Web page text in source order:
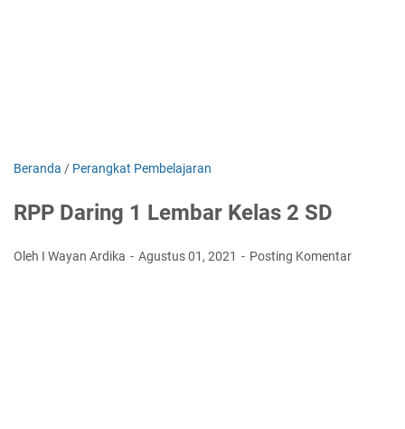
Beranda / Perangkat Pembelajaran
RPP Daring 1 Lembar Kelas 2 SD
Oleh I Wayan Ardika Agustus 01, 2021 Posting Komentar